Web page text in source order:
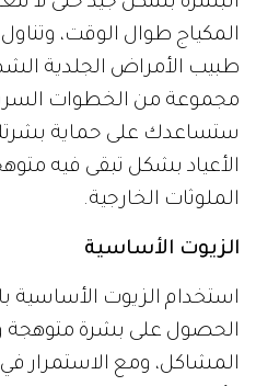
المكياج طوال الوقت،
طبيب الأمراض الجلدية
مجموعة من الخطوات
ستساعدك على حماية
الأعياد بشكل تبقى فيه
الملوثات الخارجية.
الزيوت الأساسية
استخدام الزيوت الأساسية
الحصول على بشرة متوهجة
المشاكل، ومع الاستمرار